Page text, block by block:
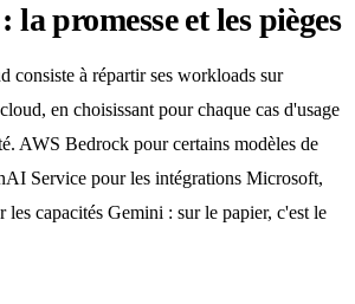
promesse et les pièges
consiste à répartir ses workloads sur
en choisissant pour chaque cas d'usage
AWS Bedrock pour certains modèles de
Service pour les intégrations Microsoft,
capacités Gemini : sur le papier, c'est le